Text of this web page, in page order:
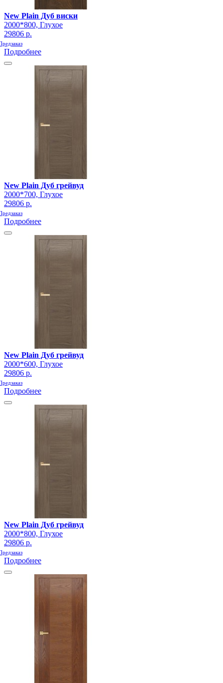
New Plain Дуб виски
2000*800, Глухое
29806 р.
Подробнее
New Plain Дуб грейвуд
2000*700, Глухое
29806 р.
Подробнее
New Plain Дуб грейвуд
2000*600, Глухое
29806 р.
Подробнее
New Plain Дуб грейвуд
2000*800, Глухое
29806 р.
Подробнее